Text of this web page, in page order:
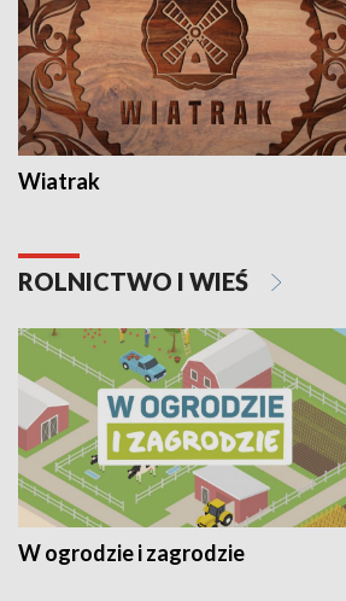
Wiatrak
ROLNICTWO I WIEŚ
W ogrodzie i zagrodzie